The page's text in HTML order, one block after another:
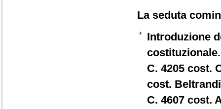
La seduta
Introduzione
costituzionale.
C. 4205 cost.
cost.
C. 4607 cost.